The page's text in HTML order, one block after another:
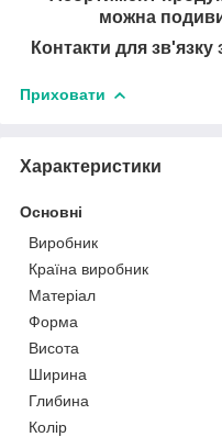
можна
Контакти для
Приховати
Характеристики
Основні
Виробник
Країна виробник
Матеріал
Форма
Висота
Ширина
Глибина
Колір